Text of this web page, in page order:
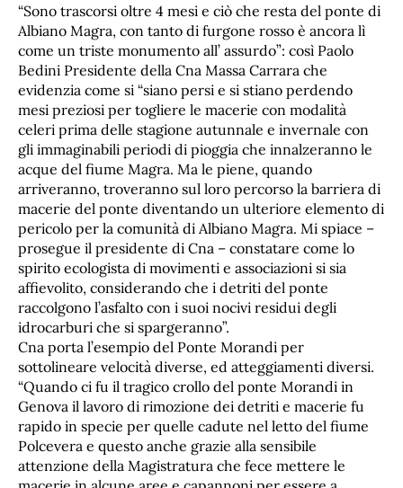
“Sono trascorsi oltre 4 mesi e ciò che resta del ponte di
Albiano Magra, con tanto di furgone rosso è ancora lì
come un triste monumento all’ assurdo”: così Paolo
Bedini Presidente della Cna Massa Carrara che
evidenzia come si “siano persi e si stiano perdendo
mesi preziosi per togliere le macerie con modalità
celeri prima delle stagione autunnale e invernale con
gli immaginabili periodi di pioggia che innalzeranno le
acque del fiume Magra. Ma le piene, quando
arriveranno, troveranno sul loro percorso la barriera di
macerie del ponte diventando un ulteriore elemento di
pericolo per la comunità di Albiano Magra. Mi spiace –
prosegue il presidente di Cna – constatare come lo
spirito ecologista di movimenti e associazioni si sia
affievolito, considerando che i detriti del ponte
raccolgono l’asfalto con i suoi nocivi residui degli
idrocarburi che si spargeranno”.
Cna porta l’esempio del Ponte Morandi per
sottolineare velocità diverse, ed atteggiamenti diversi.
“Quando ci fu il tragico crollo del ponte Morandi in
Genova il lavoro di rimozione dei detriti e macerie fu
rapido in specie per quelle cadute nel letto del fiume
Polcevera e questo anche grazie alla sensibile
attenzione della Magistratura che fece mettere le